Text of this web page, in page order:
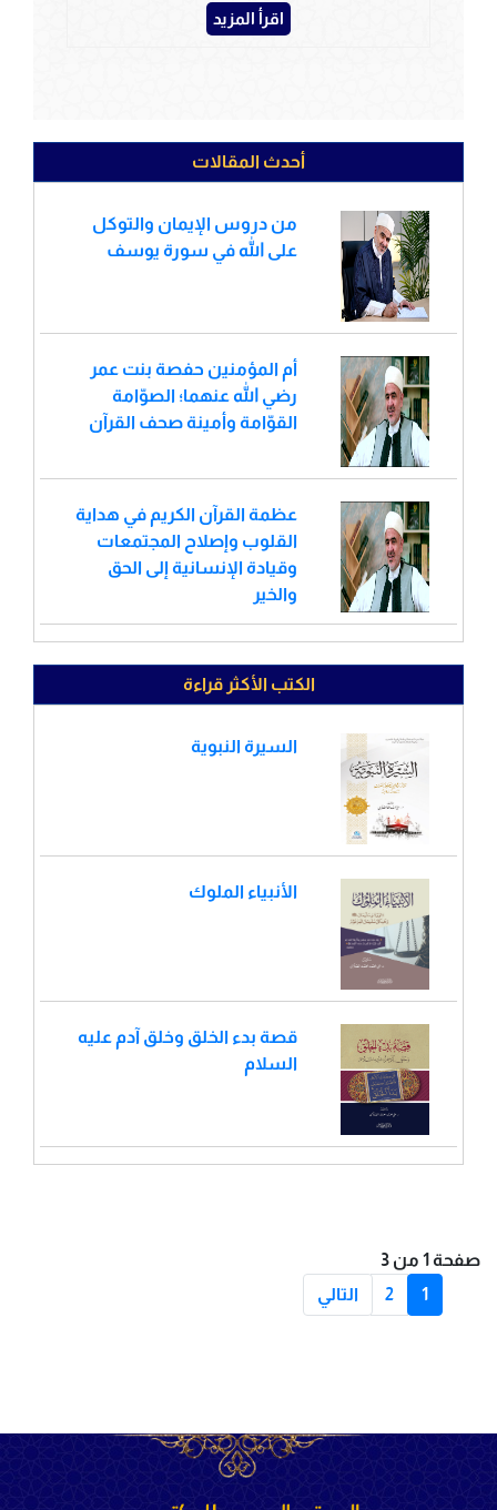
اقرأ المزيد
أحدث المقالات
من دروس الإيمان والتوكل
على الله في سورة يوسف
أم المؤمنين حفصة بنت عمر
رضي الله عنهما؛ الصوّامة
القوّامة وأمينة صحف القرآن
عظمة القرآن الكريم في هداية
القلوب وإصلاح المجتمعات
وقيادة الإنسانية إلى الحق
والخير
الكتب الأكثر قراءة
السيرة النبوية
الأنبياء الملوك
قصة بدء الخلق وخلق آدم عليه
السلام
صفحة 1 من 3
1
2 التالي